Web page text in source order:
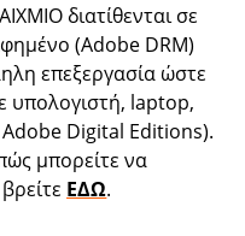
διατίθενται σε
(Adobe DRM)
επεξεργασία ώστε
υπολογιστή, laptop,
Digital Editions).
μπορείτε να
ΕΔΩ.